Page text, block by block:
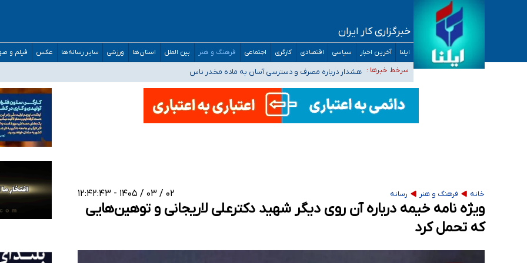
خبرگزاری کار ایران
ایلنا آخرین اخبار سیاسی اقتصادی کارگری اجتماعی فرهنگ و هنر بین الملل استان‌ها ورزشی سایر رسانه‌ها عکس فیلم و
سرخط خبرها :
ثبت‌نام بخش عمده دانش‌آموزان مدارس ایرانی امارات در کشور/ درباره محصلان باقی‌مانده در دبی متناسب با شرایط جدید
هشدار درباره مصرف و دسترسی آسان به ماده مخدر ناس
بازگشت اساتید دانشگاه فرهنگیان به کجا رسید؟
کسانی که خواهان ادامه جنگ هستند، برنامه خود را برای اداره کشور ارائه کنند
خانه فرهنگ و هنر رسانه ۰۲ / ۰۳ / ۱۴۰۵ - ۱۲:۴۲:۴۳
ویژه نامه خیمه درباره آن روی دیگر شهید دکترعلی لاریجانی و توهین‌هایی
که تحمل کرد